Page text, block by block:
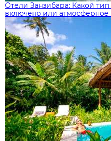
Отели Занзибара: Какой
включено или атмосферное